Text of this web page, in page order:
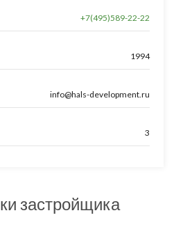
+7(495)589-22-22
1994
info@hals-development.ru
3
застройщика